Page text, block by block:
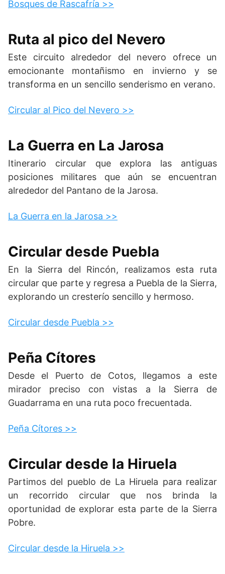
Bosques de Rascafría >>
Ruta al pico del Nevero
Este circuito alrededor del nevero ofrece un
emocionante montañismo en invierno y se
transforma en un sencillo senderismo en verano.
Circular al Pico del Nevero >>
La Guerra en La Jarosa
Itinerario circular que explora las antiguas
posiciones militares que aún se encuentran
alrededor del Pantano de la Jarosa.
La Guerra en la Jarosa >>
Circular desde Puebla
En la Sierra del Rincón, realizamos esta ruta
circular que parte y regresa a Puebla de la Sierra,
explorando un cresterío sencillo y hermoso.
Circular desde Puebla >>
Peña Cítores
Desde el Puerto de Cotos, llegamos a este
mirador preciso con vistas a la Sierra de
Guadarrama en una ruta poco frecuentada.
Peña Cítores >>
Circular desde la Hiruela
Partimos del pueblo de La Hiruela para realizar
un recorrido circular que nos brinda la
oportunidad de explorar esta parte de la Sierra
Pobre.
Circular desde la Hiruela >>